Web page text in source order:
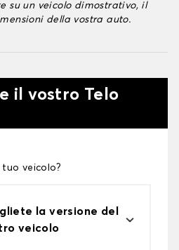
su un veicolo dimostrativo, il
della vostra auto.
il vostro Telo
veicolo?
la versione del
veicolo